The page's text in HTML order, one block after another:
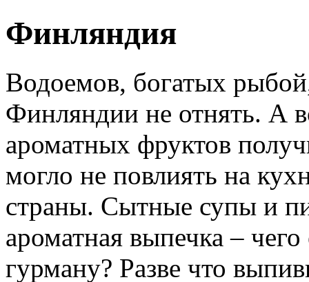
Финляндия
Водоемов, богатых
Финляндии не отнять. А
ароматных фруктов
могло не повлиять на
страны. Сытные супы и
ароматная выпечка –
гурману? Разве что